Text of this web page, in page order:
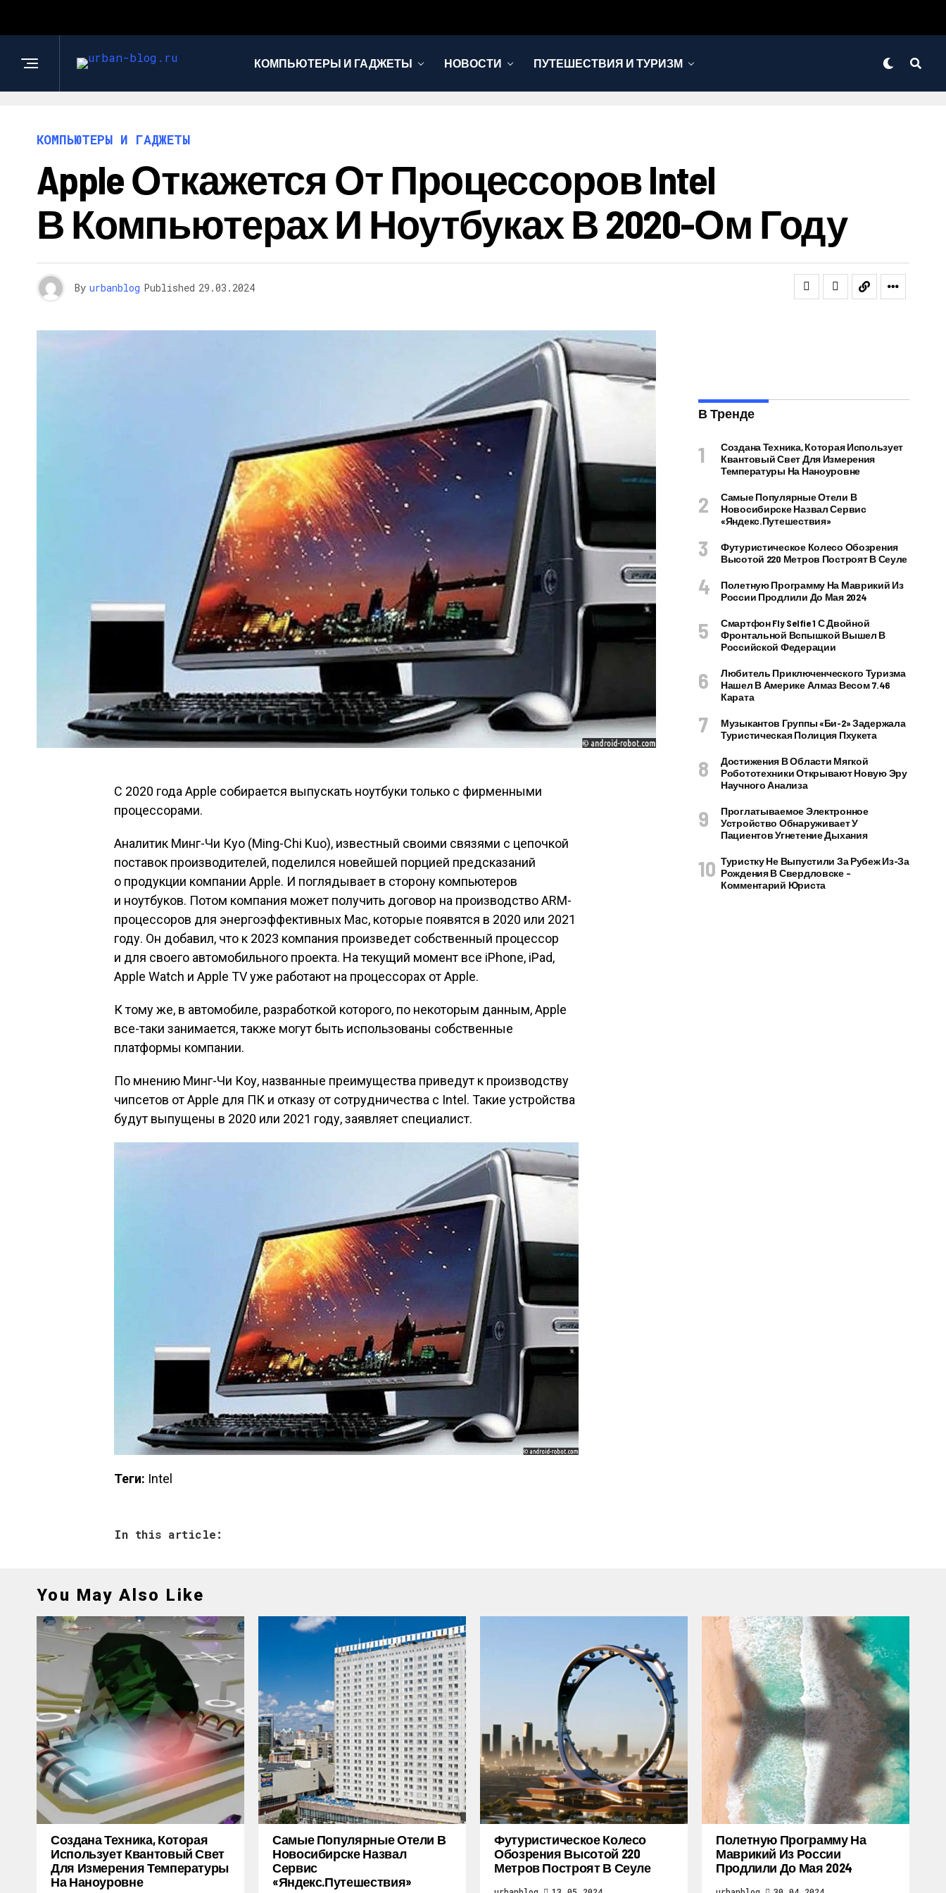
КОМПЬЮТЕРЫ И ГАДЖЕТЫ НОВОСТИ ПУТЕШЕСТВИЯ И ТУРИЗМ
КОМПЬЮТЕРЫ И ГАДЖЕТЫ
Apple Откажется От Процессоров Intel
В Компьютерах И Ноутбуках В 2020-Ом Году
By urbanblog Published 29.03.2024
C 2020 года Apple собирается выпускать ноутбуки только с фирменными
процессорами.
Аналитик Минг-Чи Куо (Ming-Chi Kuo), известный своими связями с цепочкой
поставок производителей, поделился новейшей порцией предсказаний
о продукции компании Apple. И поглядывает в сторону компьютеров
и ноутбуков. Потом компания может получить договор на производство ARM-
процессоров для энергоэффективных Mac, которые появятся в 2020 или 2021
году. Он добавил, что к 2023 компания произведет собственный процессор
и для своего автомобильного проекта. На текущий момент все iPhone, iPad,
Apple Watch и Apple TV уже работают на процессорах от Apple.
К тому же, в автомобиле, разработкой которого, по некоторым данным, Apple
все-таки занимается, также могут быть использованы собственные
платформы компании.
По мнению Минг-Чи Коу, названные преимущества приведут к производству
чипсетов от Apple для ПК и отказу от сотрудничества с Intel. Такие устройства
будут выпущены в 2020 или 2021 году, заявляет специалист.
Теги: Intel
In this article:
В Тренде
Создана Техника, Которая Использует
Квантовый Свет Для Измерения
Температуры На Наноуровне
Самые Популярные Отели В
Новосибирске Назвал Сервис
«Яндекс.Путешествия»
Футуристическое Колесо Обозрения
Высотой 220 Метров Построят В Сеуле
Полетную Программу На Маврикий Из
России Продлили До Мая 2024
Смартфон Fly Selfie 1 С Двойной
Фронтальной Вспышкой Вышел В
Российской Федерации
Любитель Приключенческого Туризма
Нашел В Америке Алмаз Весом 7.46
Карата
Музыкантов Группы «Би-2» Задержала
Туристическая Полиция Пхукета
Достижения В Области Мягкой
Робототехники Открывают Новую Эру
Научного Анализа
Проглатываемое Электронное
Устройство Обнаруживает У
Пациентов Угнетение Дыхания
Туристку Не Выпустили За Рубеж Из-За
Рождения В Свердловске –
Комментарий Юриста
You May Also Like
Создана Техника, Которая
Использует Квантовый Свет
Для Измерения Температуры
На Наноуровне
Самые Популярные Отели В
Новосибирске Назвал
Сервис
«Яндекс.Путешествия»
Футуристическое Колесо
Обозрения Высотой 220
Метров Построят В Сеуле
Полетную Программу На
Маврикий Из России
Продлили До Мая 2024